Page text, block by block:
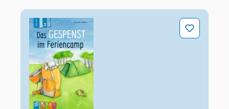
Das Gespenst im Feriencamp – Lesestufe 2